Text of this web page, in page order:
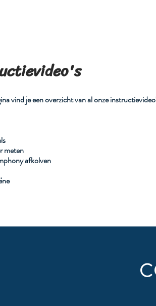
vind je een overzicht van al onze
meten
afkolven